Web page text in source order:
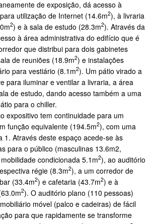
de exposição, dá acesso à
utilização de Internet (14.6m2), à livraria
2) e à sala de estudo (28.3m2). Através da
à área administrativa do edifício que é
que distribui para dois gabinetes
de reuniões (18.9m2) e instalações
para vestiário (8.1m2). Um pátio virado a
para iluminar e ventilar a livraria, a área
de estudo, dando acesso também a uma
para o chiller.
expositivo tem continuidade para um
função equivalente (194.5m2), com uma
1. Através deste espaço acede-se às
para o público (masculinas 13.6m2,
condicionada 5.1m2), ao auditório
régie (8.3m2), a um corredor de
(33.4m2) e cafetaria (43.7m2) e à
2). O auditório plano (110 pessoas)
móvel (palco e cadeiras) de fácil
para que rapidamente se transforme